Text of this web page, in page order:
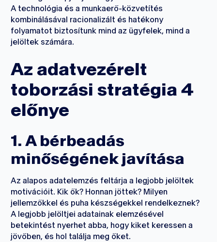
A technológia és a munkaerő-közvetítés
kombinálásával racionalizált és hatékony
folyamatot biztosítunk mind az ügyfelek, mind a
jelöltek számára.
Az adatvezérelt
toborzási stratégia 4
előnye
1. A bérbeadás
minőségének javítása
Az alapos adatelemzés feltárja a legjobb jelöltek
motivációit. Kik ők? Honnan jöttek? Milyen
jellemzőkkel és puha készségekkel rendelkeznek?
A legjobb jelöltjei adatainak elemzésével
betekintést nyerhet abba, hogy kiket keressen a
jövőben, és hol találja meg őket.